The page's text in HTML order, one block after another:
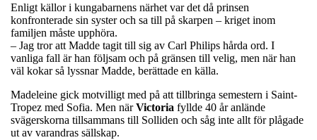
Enligt källor i kungabarnens närhet var det då prinsen
konfronterade sin syster och sa till på skarpen – kriget inom
familjen måste upphöra.
– Jag tror att Madde tagit till sig av Carl Philips hårda ord. I
vanliga fall är han följsam och på gränsen till velig, men när han
väl kokar så lyssnar Madde, berättade en källa.
Madeleine gick motvilligt med på att tillbringa semestern i Saint-
Tropez med Sofia. Men närVictoria fyllde 40 år anlände
svägerskorna tillsammans till Solliden och såg inte allt för plågade
ut av varandras sällskap.